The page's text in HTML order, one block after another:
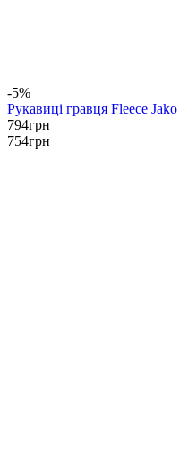
-5%
Рукавиці гравця Fleece
794грн
754грн